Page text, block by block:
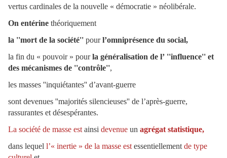
vertus cardinales de la nouvelle « démocratie » néolibérale.
On entérine théoriquement
la ''mort de la société'' pourl’omniprésence du social,
la fin du « pouvoir » pourla généralisation de l’ ''influence'' et
des mécanismes de ''contrôle'',
les masses ''inquiétantes'' d’avant-guerre
sont devenues ''majorités silencieuses'' de l’après-guerre,
rassurantes et désespérantes.
La société de masse est ainsi devenue un agrégat statistique,
dans lequel l’« inertie » de la masse est essentiellement de type